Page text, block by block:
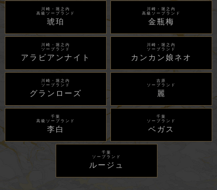
川崎・堀之内
高級ソープランド
琥珀
川崎・堀之内
高級ソープランド
金瓶梅
川崎・堀之内
ソープランド
アラビアンナイト
川崎・堀之内
ソープランド
カンカン娘ネオ
川崎・堀之内
ソープランド
グランローズ
吉原
ソープランド
麗
千葉
高級ソープランド
李白
千葉
ソープランド
ベガス
千葉
ソープランド
ルージュ